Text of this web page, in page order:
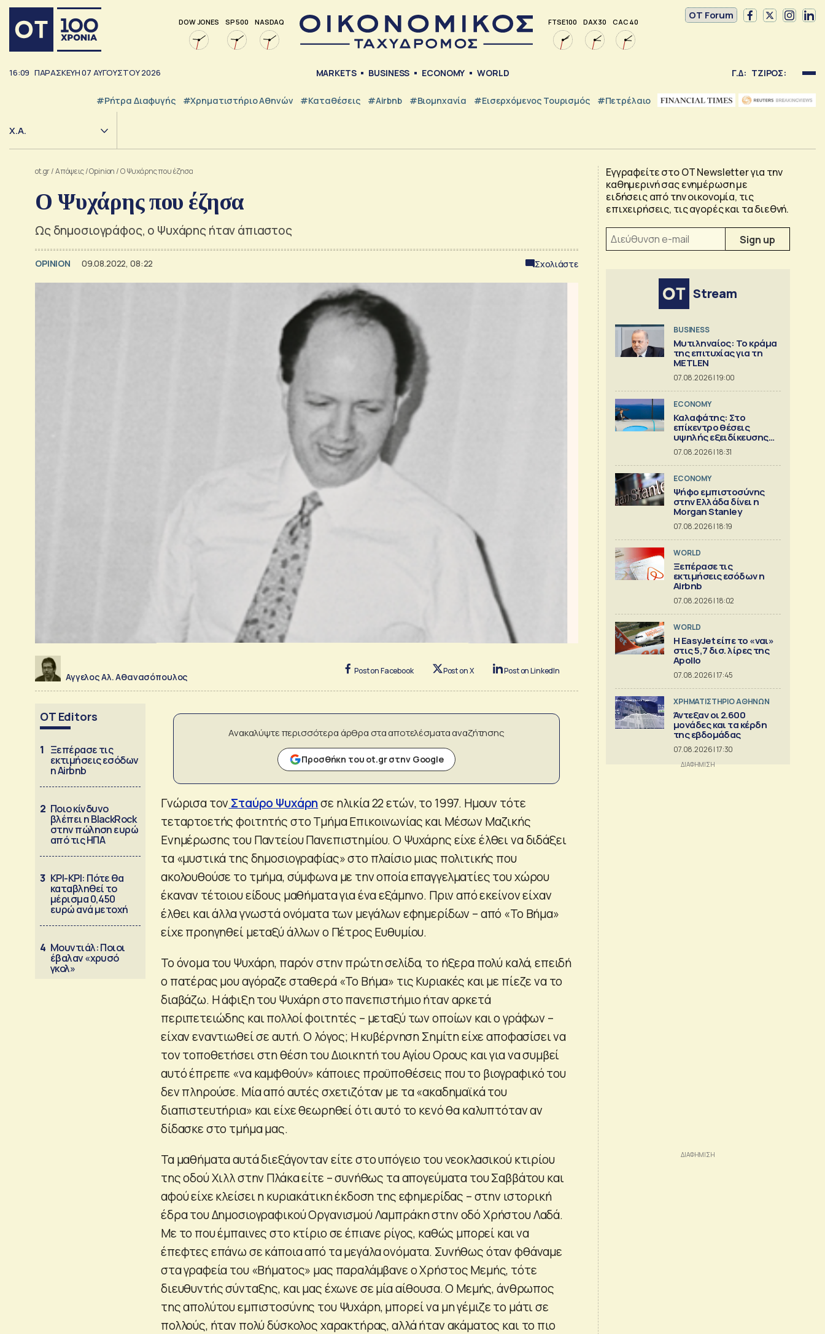
DOW JONES SP 500 NASDAQ FTSE 100 DAX 30 CAC 40
OT Forum
16:09 ΠΑΡΑΣΚΕΥΗ07 ΑΥΓΟΥΣΤΟΥ2026 MARKETS BUSINESS ECONOMY WORLD Γ.Δ: ΤΖΙΡΟΣ:
#ρήτρα Διαφυγής #Χρηματιστήριο Αθηνών #Καταθέσεις #Airbnb #Βιομηχανία #εισερχόμενος Τουρισμός #Πετρέλαιο
Χ.Α.
ot.gr/Απόψεις/Opinion /Ο Ψυχάρης που έζησα
Ο Ψυχάρης που έζησα
Ως δημοσιογράφος, ο Ψυχάρης ήταν άπιαστος
OPINION 09.08.2022, 08:22 Σχολιάστε
Αγγελος Αλ. Αθανασόπουλος
Post on Facebook Post on X Post on LinkedIn
OT Editors
1 Ξεπέρασε τις
εκτιμήσεις εσόδων
η Airbnb
2 Ποιο κίνδυνο
βλέπει η BlackRock
στην πώληση ευρώ
από τις ΗΠΑ
3 ΚΡΙ-ΚΡΙ: Πότε θα
καταβληθεί το
μέρισμα 0,450
ευρώ ανά μετοχή
4 Μουντιάλ: Ποιοι
έβαλαν «χρυσό
γκολ»
Ανακαλύψτε περισσότερα άρθρα στα αποτελέσματα αναζήτησης
Προσθήκη του ot.gr στην Google
Γνώρισα τον Σταύρο Ψυχάρησε ηλικία 22 ετών, το 1997. Ημουν τότε
τεταρτοετής φοιτητής στο Τμήμα Επικοινωνίας και Μέσων Μαζικής
Ενημέρωσης του Παντείου Πανεπιστημίου. Ο Ψυχάρης είχε έλθει να διδάξει
τα «μυστικά της δημοσιογραφίας» στο πλαίσιο μιας πολιτικής που
ακολουθούσε το τμήμα, σύμφωνα με την οποία επαγγελματίες του χώρου
έκαναν τέτοιου είδους μαθήματα για ένα εξάμηνο. Πριν από εκείνον είχαν
έλθει και άλλα γνωστά ονόματα των μεγάλων εφημερίδων – από «Το Βήμα»
είχε προηγηθεί μεταξύ άλλων ο Πέτρος Ευθυμίου.
Το όνομα του Ψυχάρη, παρόν στην πρώτη σελίδα, το ήξερα πολύ καλά, επειδή
ο πατέρας μου αγόραζε σταθερά «Το Βήμα» τις Κυριακές και με πίεζε να το
διαβάζω. Η άφιξη του Ψυχάρη στο πανεπιστήμιο ήταν αρκετά
περιπετειώδης και πολλοί φοιτητές – μεταξύ των οποίων και ο γράφων –
είχαν εναντιωθεί σε αυτή. Ο λόγος; Η κυβέρνηση Σημίτη είχε αποφασίσει να
τον τοποθετήσει στη θέση του Διοικητή του Αγίου Ορους και για να συμβεί
αυτό έπρεπε «να καμφθούν» κάποιες προϋποθέσεις που το βιογραφικό του
δεν πληρούσε. Μία από αυτές σχετιζόταν με τα «ακαδημαϊκά του
διαπιστευτήρια» και είχε θεωρηθεί ότι αυτό το κενό θα καλυπτόταν αν
δίδασκε στο τμήμα μας.
Τα μαθήματα αυτά διεξάγονταν είτε στο υπόγειο του νεοκλασικού κτιρίου
της οδού Χιλλ στην Πλάκα είτε – συνήθως τα απογεύματα του Σαββάτου και
αφού είχε κλείσει η κυριακάτικη έκδοση της εφημερίδας – στην ιστορική
έδρα του Δημοσιογραφικού Οργανισμού Λαμπράκη στην οδό Χρήστου Λαδά.
Με το που έμπαινες στο κτίριο σε έπιανε ρίγος, καθώς μπορεί και να
έπεφτες επάνω σε κάποια από τα μεγάλα ονόματα. Συνήθως όταν φθάναμε
στα γραφεία του «Βήματος» μας παραλάμβανε ο Χρήστος Μεμής, τότε
διευθυντής σύνταξης, και μας έχωνε σε μία αίθουσα. Ο Μεμής, άνθρωπος
της απολύτου εμπιστοσύνης του Ψυχάρη, μπορεί να μη γέμιζε το μάτι σε
πολλούς, ήταν πολύ δύσκολος χαρακτήρας, αλλά ήταν ακάματος και το πιο
Εγγραφείτε στο OT Newsletter για την
καθημερινή σας ενημέρωση με
ειδήσεις από την οικονομία, τις
επιχειρήσεις, τις αγορές και τα διεθνή.
Stream
BUSINESS
Μυτιληναίος: Το κράμα
της επιτυχίας για τη
METLEN
07.08.2026 | 19:00
ECONOMY
Καλαφάτης: Στο
επίκεντρο θέσεις
υψηλής εξειδίκευσης
και AI
07.08.2026 | 18:31
ECONOMY
Ψήφο εμπιστοσύνης
στην Ελλάδα δίνει η
Morgan Stanley
07.08.2026 | 18:19
WORLD
Ξεπέρασε τις
εκτιμήσεις εσόδων η
Airbnb
07.08.2026 | 18:02
WORLD
Η EasyJet είπε το «ναι»
στις 5,7 δισ. λίρες της
Apollo
07.08.2026 | 17:45
XΡΗΜΑΤΙΣΤΗΡΙΟ ΑΘΗΝΩΝ
Άντεξαν οι 2.600
μονάδες και τα κέρδη
της εβδομάδας
07.08.2026 | 17:30